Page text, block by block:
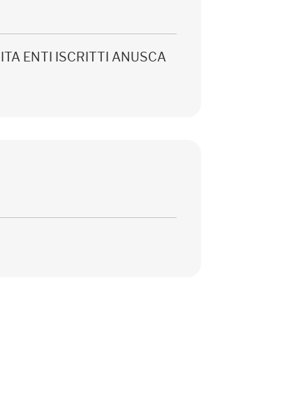
ENTI ISCRITTI ANUSCA